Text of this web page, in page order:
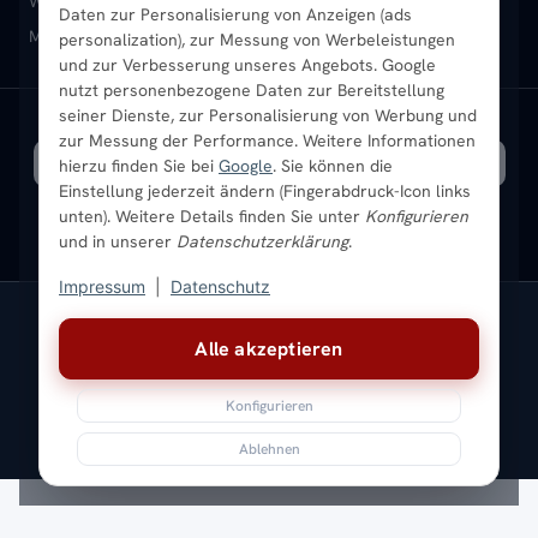
Alle akzeptieren
Konfigurieren
Ablehnen
Daten zur Personalisierung von Anzeigen (ads
personalization), zur Messung von Werbeleistungen
und zur Verbesserung unseres Angebots. Google
nutzt personenbezogene Daten zur Bereitstellung
seiner Dienste, zur Personalisierung von Werbung und
zur Messung der Performance. Weitere Informationen
hierzu finden Sie bei Google. Sie können die
Einstellung jederzeit ändern (Fingerabdruck-Icon links
unten). Weitere Details finden Sie unter Konfigurieren
und in unserer Datenschutzerklärung.
Impressum Datenschutz
Sendung verfolgen
Ratgeber
Bestpreisgarantie
Aktuelle Angebote
Mischbetrieb-HeizkörperHeizkörper-ZubehörAktuelle Angebote
VERSAND MIT
* Alle Preise inkl. gesetzlicher USt. |Kostenloser Versand
Impressum AGBWiderrufsbelehrung
Versandkosten
BatteriegesetzSitemap